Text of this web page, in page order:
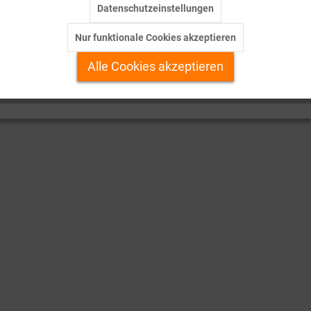
Informationen
© 2026 Bergmoser + Höller Verlag AG. Alle Rechte vorbehalten.
Personalisierung Inaktiv
Service
Datenschutzeinstellungen
Nur funktionale Cookies akzeptieren
Alle Cookies akzeptieren